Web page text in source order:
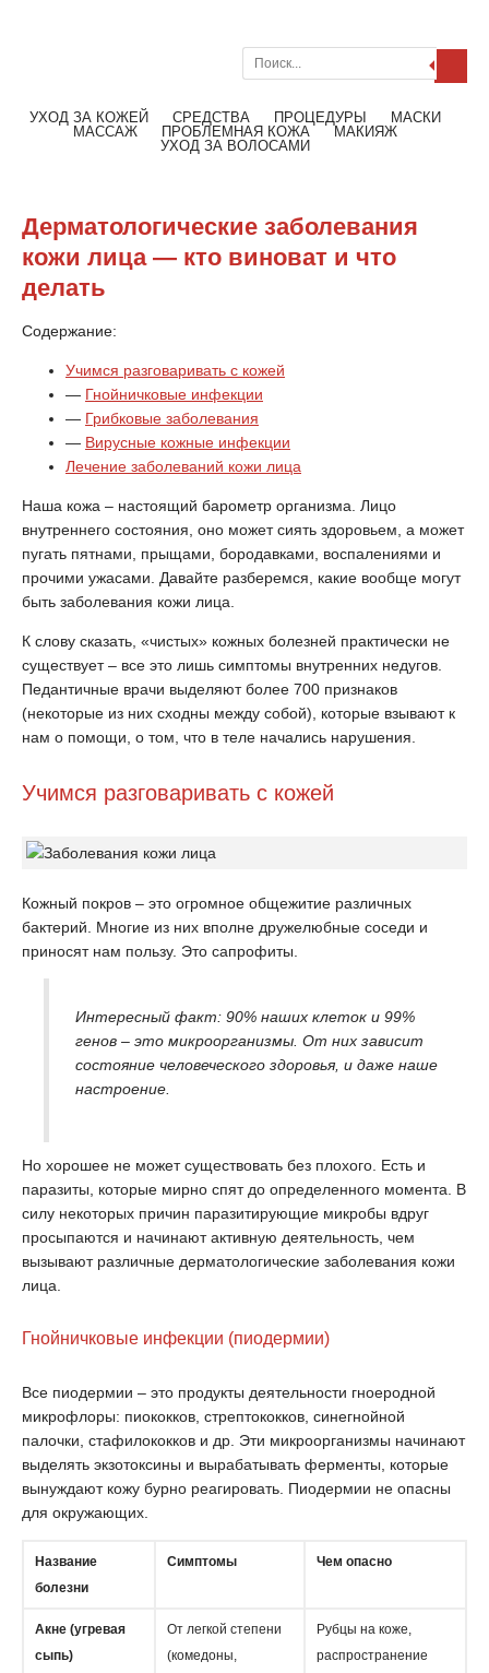
УХОД ЗА КОЖЕЙ СРЕДСТВА ПРОЦЕДУРЫ
МАСКИ
МАССАЖ
ПРОБЛЕМНАЯ КОЖА
МАКИЯЖ
УХОД ЗА ВОЛОСАМИ
Дерматологические заболевания
кожи лица — кто виноват и что
делать
Содержание:
Учимся разговаривать с кожей
— Гнойничковые инфекции
— Грибковые заболевания
— Вирусные кожные инфекции
Лечение заболеваний кожи лица
Наша кожа – настоящий барометр организма. Лицо
внутреннего состояния, оно может сиять здоровьем, а может
пугать пятнами, прыщами, бородавками, воспалениями и
прочими ужасами. Давайте разберемся, какие вообще могут
быть заболевания кожи лица.
К слову сказать, «чистых» кожных болезней практически не
существует – все это лишь симптомы внутренних недугов.
Педантичные врачи выделяют более 700 признаков
(некоторые из них сходны между собой), которые взывают к
нам о помощи, о том, что в теле начались нарушения.
Учимся разговаривать с кожей
Кожный покров – это огромное общежитие различных
бактерий. Многие из них вполне дружелюбные соседи и
приносят нам пользу. Это сапрофиты.
Интересный факт: 90% наших клеток и 99%
генов – это микроорганизмы. От них зависит
состояние человеческого здоровья, и даже наше
настроение.
Но хорошее не может существовать без плохого. Есть и
паразиты, которые мирно спят до определенного момента. В
силу некоторых причин паразитирующие микробы вдруг
просыпаются и начинают активную деятельность, чем
вызывают различные дерматологические заболевания кожи
лица.
Гнойничковые инфекции (пиодермии)
Все пиодермии – это продукты деятельности гноеродной
микрофлоры: пиококков, стрептококков, синегнойной
палочки, стафилококков и др. Эти микроорганизмы начинают
выделять экзотоксины и вырабатывать ферменты, которые
вынуждают кожу бурно реагировать. Пиодермии не опасны
для окружающих.
Название
болезни
Симптомы Чем опасно
Акне (угревая
сыпь)
От легкой степени
(комедоны,
Рубцы на коже,
распространение